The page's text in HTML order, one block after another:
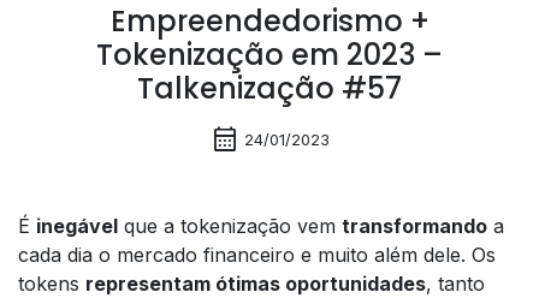
Empreendedorismo +
Tokenização em 2023 –
Talkenização #57
calendar_month 24/01/2023
É inegável que a tokenização vem transformando a
cada dia o mercado financeiro e muito além dele. Os
tokens representam ótimas oportunidades, tanto